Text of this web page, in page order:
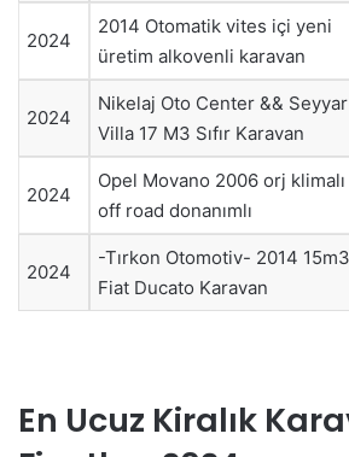
2024
2014 Otomatik vites içi yeni
üretim alkovenli karavan
2024
Nikelaj Oto Center && Seyyar
Villa 17 M3 Sıfır Karavan
2024
Opel Movano 2006 orj klimalı
off road donanımlı
2024
-Tırkon Otomotiv- 2014 15m3
Fiat Ducato Karavan
En Ucuz Kiralık